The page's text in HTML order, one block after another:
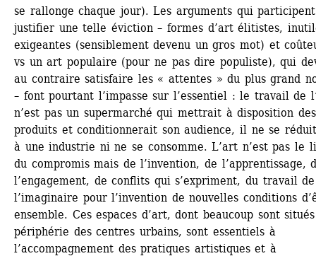
se rallonge chaque jour). Les arguments qui
justifier une telle éviction – formes d’art élitistes,
exigeantes (sensiblement devenu un gros mot) et
vs un art populaire (pour ne pas dire populiste), qui
au contraire satisfaire les « attentes » du plus grand
– font pourtant l’impasse sur l’essentiel : le travail de
n’est pas un supermarché qui mettrait à disposition des
produits et conditionnerait son audience, il ne se
à une industrie ni ne se consomme. L’art n’est pas le
du compromis mais de l’invention, de l’apprentissage,
l’engagement, de conflits qui s’expriment, du travail de
l’imaginaire pour l’invention de nouvelles conditions
ensemble. Ces espaces d’art, dont beaucoup sont
périphérie des centres urbains, sont essentiels à
l’accompagnement des pratiques artistiques et à